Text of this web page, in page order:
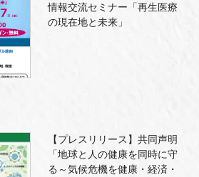
情報交流セミナー「再生医療
の現在地と未来」
【プレスリリース】共同声明
「地球と人の健康を同時に守
る～気候危機を健康・経済・